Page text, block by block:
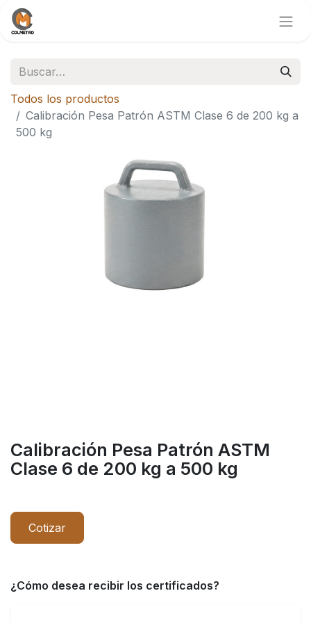
Todos los productos
Calibración Pesa Patrón ASTM Clase 6 de 200 kg a
500 kg
Calibración Pesa Patrón ASTM
Clase 6 de 200 kg a 500 kg
Cotizar
¿Cómo desea recibir los certificados?